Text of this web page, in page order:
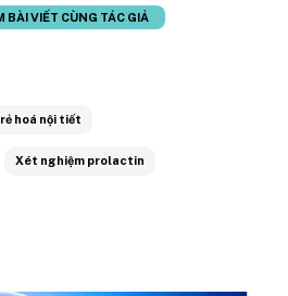
BÀI VIẾT CÙNG TÁC GIẢ
hoá nội tiết
Xét nghiệm prolactin